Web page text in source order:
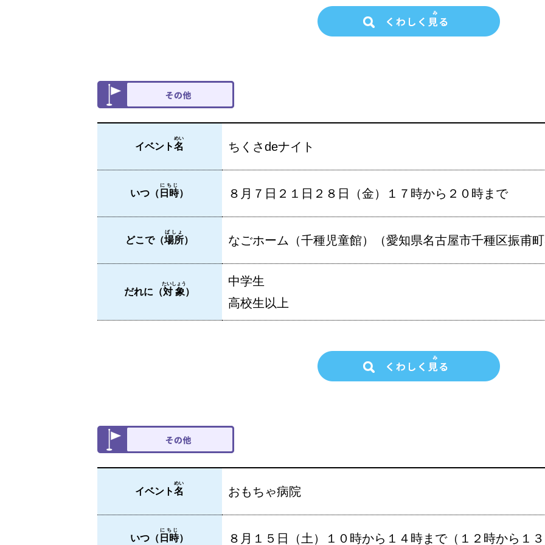
イベント名
めい
ちくさdeナイト
いつ（ 日時
にちじ
） ８月７日２１日２８日（金）１７時から２０時まで
どこで（場所
ばしょ
） なごホーム（千種児童館）（愛知県名古屋市千種区振甫
だれに（対象
たいしょう
）
中学生
高校生以上
イベント名
めい
おもちゃ病院
いつ（ 日時
にちじ
） ８月１５日（土）１０時から１４時まで（１２時から１